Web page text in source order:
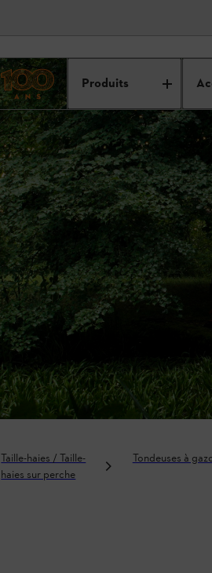
Produits
Taille-haies / Taille-
haies sur perche
Tondeuses à